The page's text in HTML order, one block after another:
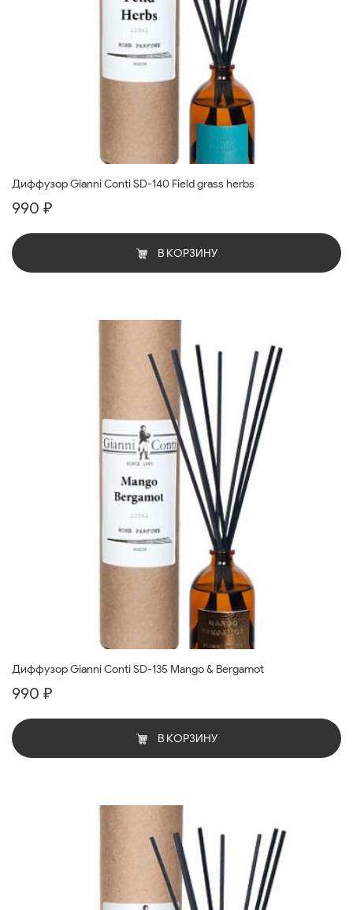
Диффузор Gianni Conti SD-140 Field grass herbs
990 ₽
В КОРЗИНУ
Диффузор Gianni Conti SD-135 Mango & Bergamot
990 ₽
В КОРЗИНУ